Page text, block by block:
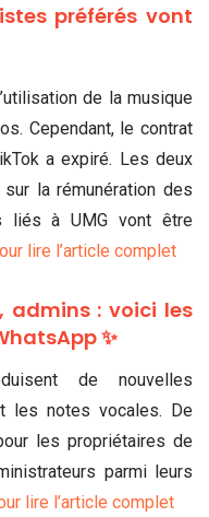
préférés vont
de la musique
Cependant, le contrat
a expiré. Les deux
sur la rémunération des
liés à UMG vont être
lire l’article complet
admins : voici les
✨
de nouvelles
les notes vocales. De
les propriétaires de
parmi leurs
lire l’article complet